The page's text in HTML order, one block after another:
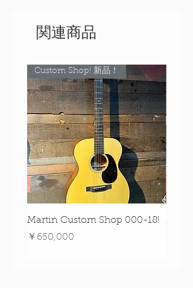
関連商品
Custom Shop! 新品！
Martin Custom Shop 000-18!
価格
￥650,000